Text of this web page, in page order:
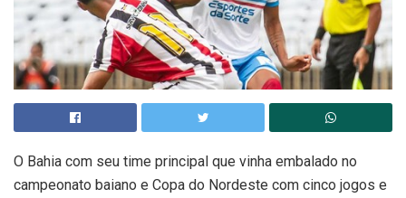
O Bahia com seu time principal que vinha embalado no
campeonato baiano e Copa do Nordeste com cinco jogos e